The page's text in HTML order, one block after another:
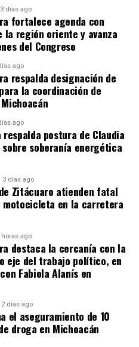
3 días ago
fortalece agenda con
la región oriente y avanza
del Congreso
ago
respalda designación de
la coordinación de
ago
respalda postura de Claudia
sobre soberanía energética
3 días ago
Zitácuaro atienden fatal
motocicleta en la carretera
horas ago
destaca la cercanía con la
eje del trabajo político, en
Fabiola Alanís en
2 días ago
el aseguramiento de 10
droga en Michoacán